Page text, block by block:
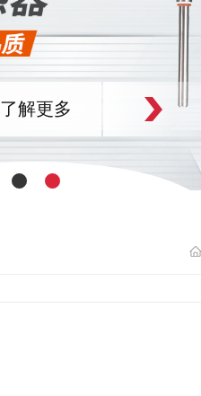
了解更多